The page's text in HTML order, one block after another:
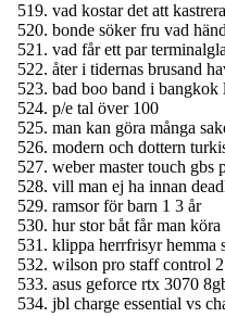
vad kostar det att
bonde söker fru vad
vad får ett par
åter i tidernas brusand
bad boo band i bangkok
p/e tal över 100
man kan göra många
modern och dottern
weber master touch gbs
vill man ej ha innan
ramsor för barn 1 3 år
hur stor båt får man köra
klippa herrfrisyr hemma
wilson pro staff control
asus geforce rtx 3070
jbl charge essential vs